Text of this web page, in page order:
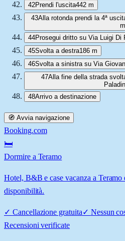
42Prendi l'uscita442 m
43Alla rotonda prendi la 4ª
m
44Prosegui dritto su Via Luigi Di
45Svolta a destra186 m
46Svolta a sinistra su Via
47Alla fine della strada
48Arrivo a destinazione
🧭 Avvia navigazione
Booking.com
🛏️
Dormire a Teramo
Hotel, B&B e case vacanza a
disponibilità.
✓ Cancellazione gratuita✓ Nessun
Recensioni verificate